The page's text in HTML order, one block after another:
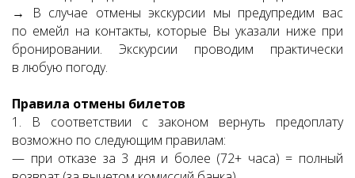
→ В случае отмены экскурсии мы предупредим вас
по емейл на контакты, которые Вы указали ниже при
бронировании. Экскурсии проводим практически
в любую погоду.
Правила отмены билетов
1. В соответствии с законом вернуть предоплату
возможно по следующим правилам:
— при отказе за 3 дня и более (72+ часа) = полный